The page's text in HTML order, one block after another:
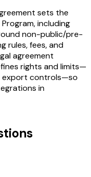
sets the
including
non-public/pre-
rules, fees, and
agreement
rights and limits—
export controls—so
in